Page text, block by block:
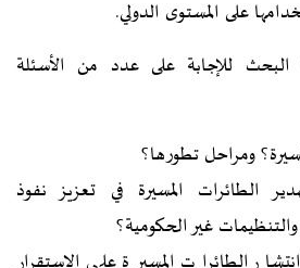
على المستوى الدولي.
للإجابة على عدد من الأسئلة
ومراحل تطورها؟
الطائرات المسيرة في تعزيز نفوذ
غير الحكومية؟